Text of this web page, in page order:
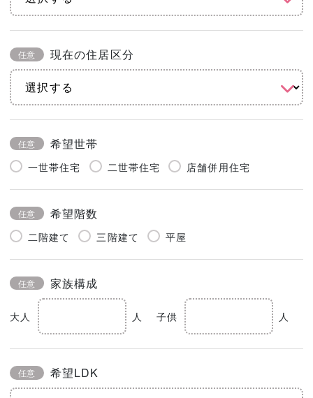
任意 現在の住居区分
任意 希望世帯
一世帯住宅 二世帯住宅 店舗併用住宅
任意 希望階数
二階建て 三階建て 平屋
任意 家族構成
大人 人 子供 人
任意 希望LDK